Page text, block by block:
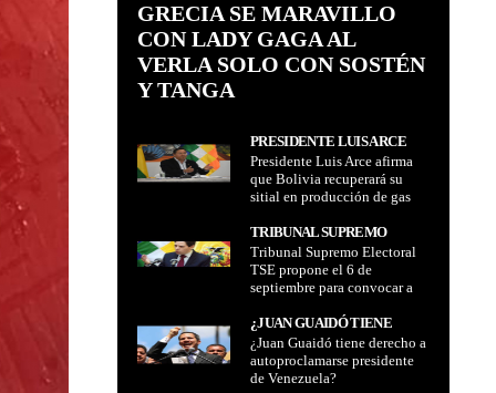
GRECIA SE MARAVILLO
CON LADY GAGA AL
VERLA SOLO CON SOSTÉN
Y TANGA
PRESIDENTE LUIS ARCE
AFIRMA QUE BOLIVIA
RECUPERARÁ SU SITIAL EN
PRODUCCIÓN DE GAS CON
YPFB
Presidente Luis Arce afirma
que Bolivia recuperará su
sitial en producción de gas
YPFB
TRIBUNAL SUPREMO
ELECTORAL TSE PROPONE
EL 6 DE SEPTIEMBRE PARA
CONVOCAR A ELECCIONES
GENERALES EN BOLIVIA
Tribunal Supremo Electoral
TSE propone el 6 de
septiembre para convocar a
Bolivia
¿JUAN GUAIDÓ TIENE
DERECHO A
AUTOPROCLAMARSE
PRESIDENTE DE
¿Juan Guaidó tiene derecho a
autoproclamarse presidente
de Venezuela?